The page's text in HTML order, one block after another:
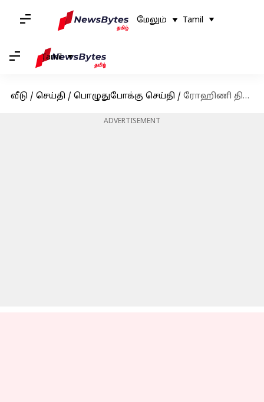
மேலும் Tamil
Tamil
வீடு / செய்தி / பொழுதுபோக்கு செய்தி / ரோஹிணி தியேட்டர் விவகாரம்: இன்றும் தொடர்கிறதா தீண்டாமை கொடுமை?தியேட்டர் உரிமையாளர்கள் அளித்த விளக்கம்
ADVERTISEMENT